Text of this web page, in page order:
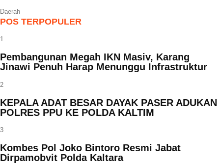
Daerah
POS TERPOPULER
1
Pembangunan Megah IKN Masiv, Karang
Jinawi Penuh Harap Menunggu Infrastruktur
2
KEPALA ADAT BESAR DAYAK PASER ADUKAN
POLRES PPU KE POLDA KALTIM
3
Kombes Pol Joko Bintoro Resmi Jabat
Dirpamobvit Polda Kaltara